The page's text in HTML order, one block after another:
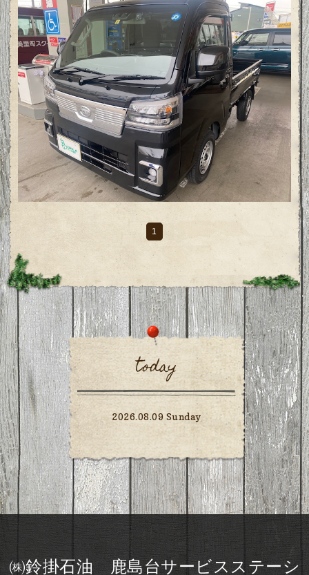
1
today
2026.08.09 Sunday
㈱鈴掛石油 鹿島台サービスステーシ